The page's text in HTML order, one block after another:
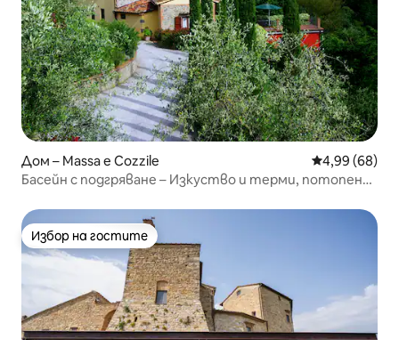
Дом – Massa e Cozzile Средна
4,99 (68)
Басейн с подгряване – Изкуство и терми, потопени
Избор на гостите
Избор на гостите